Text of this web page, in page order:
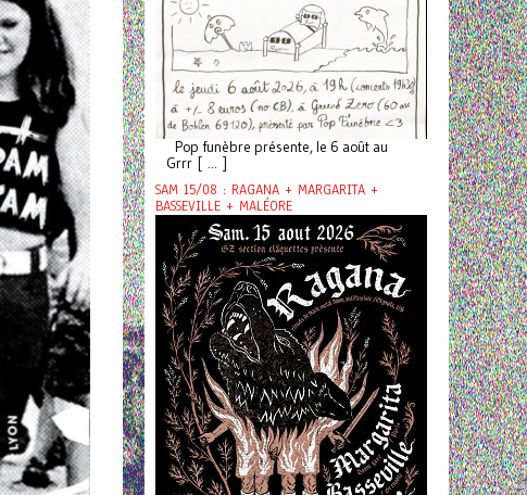
Pop funèbre présente, le 6 août au
Grrr [ ... ]
SAM 15/08 : RAGANA + MARGARITA +
BASSEVILLE + MALÉORE